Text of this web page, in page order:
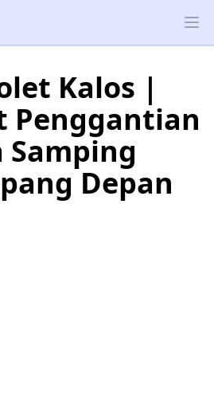
Kalos |
Penggantian
Samping
Depan